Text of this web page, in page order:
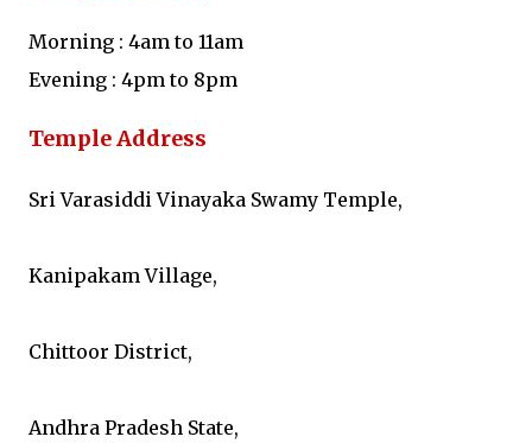
Morning : 4am to 11am
Evening : 4pm to 8pm
Temple Address
Sri Varasiddi Vinayaka Swamy Temple,
Kanipakam Village,
Chittoor District,
Andhra Pradesh State,